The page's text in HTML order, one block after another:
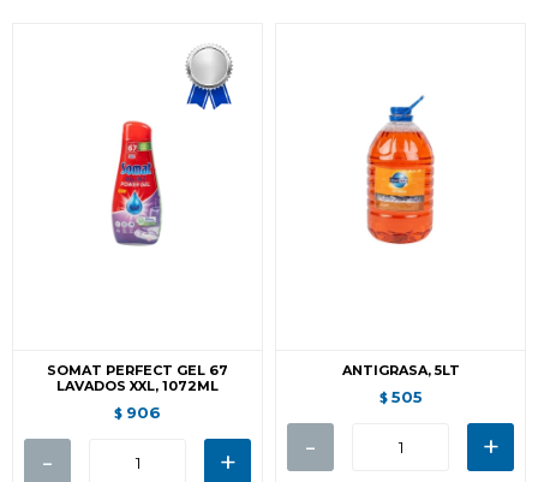
SOMAT PERFECT GEL 67
LAVADOS XXL, 1072ML
$ 906
- +
ANTIGRASA, 5LT
$ 505
- +